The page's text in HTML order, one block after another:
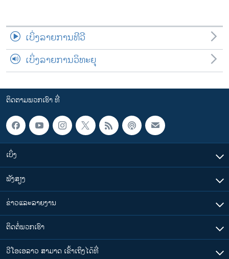
ເບິ່ງລາຍການທີວີ
ເບິ່ງລາຍການວິທະຍຸ
ຕິດຕາມພວກເຮົາ ທີ່
ເບິ່ງ
ຟັງສຽງ
ຂ່າວແລະລາຍງານ
ຕິດຕໍ່ພວກເຮົາ
ວີໂອເອລາວ ສາມາດ ເຂົ້າເຖິງໄດ້ທີ່